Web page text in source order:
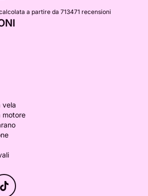
a partire da 713471 recensioni
vela
motore